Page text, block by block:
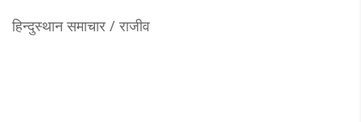
हिन्दुस्थान समाचार / राजीव